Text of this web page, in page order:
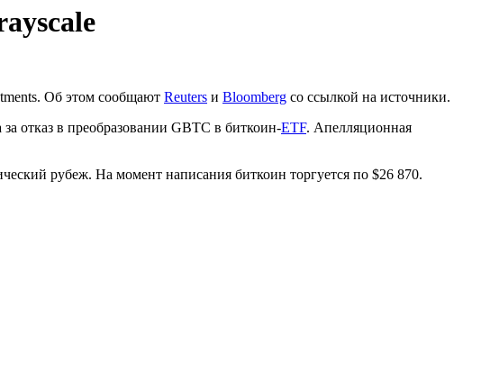
Об этом сообщают Reuters и Bloomberg со ссылкой на источники.
отказ в преобразовании GBTC в биткоин-ETF. Апелляционная
рубеж. На момент написания биткоин торгуется по $26 870.